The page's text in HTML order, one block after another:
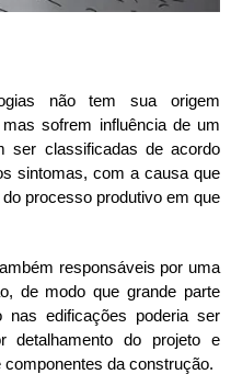
não tem sua origem
sofrem influência de um
ser classificadas de acordo
sintomas, com a causa que
processo produtivo em que
responsáveis por uma
de modo que grande parte
nas edificações poderia ser
detalhamento do projeto e
da construção.